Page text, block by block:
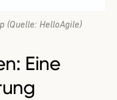
(Quelle: HelloAgile)
Eine